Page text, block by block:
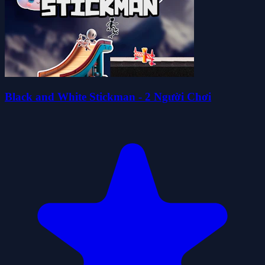
Black and White Stickman - 2 Người Chơi